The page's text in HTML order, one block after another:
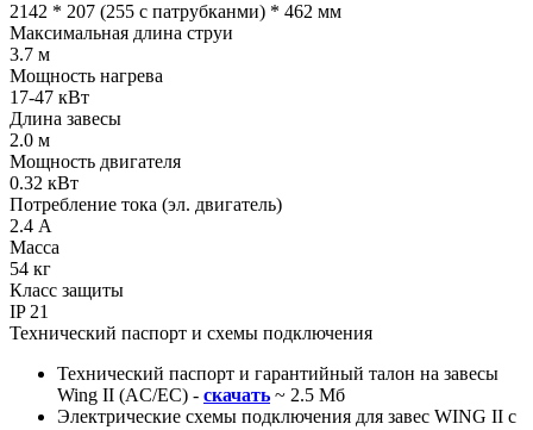
2142 * 207 (255 с патрубканми) * 462 мм
Максимальная длина струи
3.7 м
Мощность нагрева
17-47 кВт
Длина завесы
2.0 м
Мощность двигателя
0.32 кВт
Потребление тока (эл. двигатель)
2.4 А
Масса
54 кг
Класс защиты
IP21
Технический паспорт и схемы подключения
Технический паспорт и гарантийный талон на завесы
Wing II (AC/EC) - скачать ~ 2.5 Мб
Электрические схемы подключения для завес WING II с